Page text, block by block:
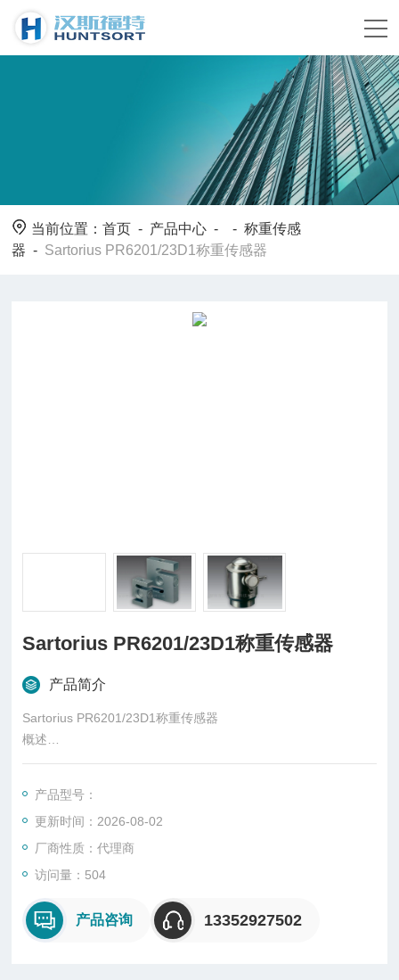
当前位置：首页 - 产品中心 - -称重传感
器 - Sartorius PR6201/23D1称重传感器
Sartorius PR6201/23D1称重传感器
产品简介
Sartorius PR6201/23D1称重传感器
概述
柱式传感器也可称为柱式测力传感器，是称重传感器的一种，是
型、悬臂型、轮辐式、板环式、膜盒式、桥式、柱筒式等几种样
式。
产品型号：
更新时间：2026-08-02
厂商性质：代理商
访问量：504
产品咨询 13352927502